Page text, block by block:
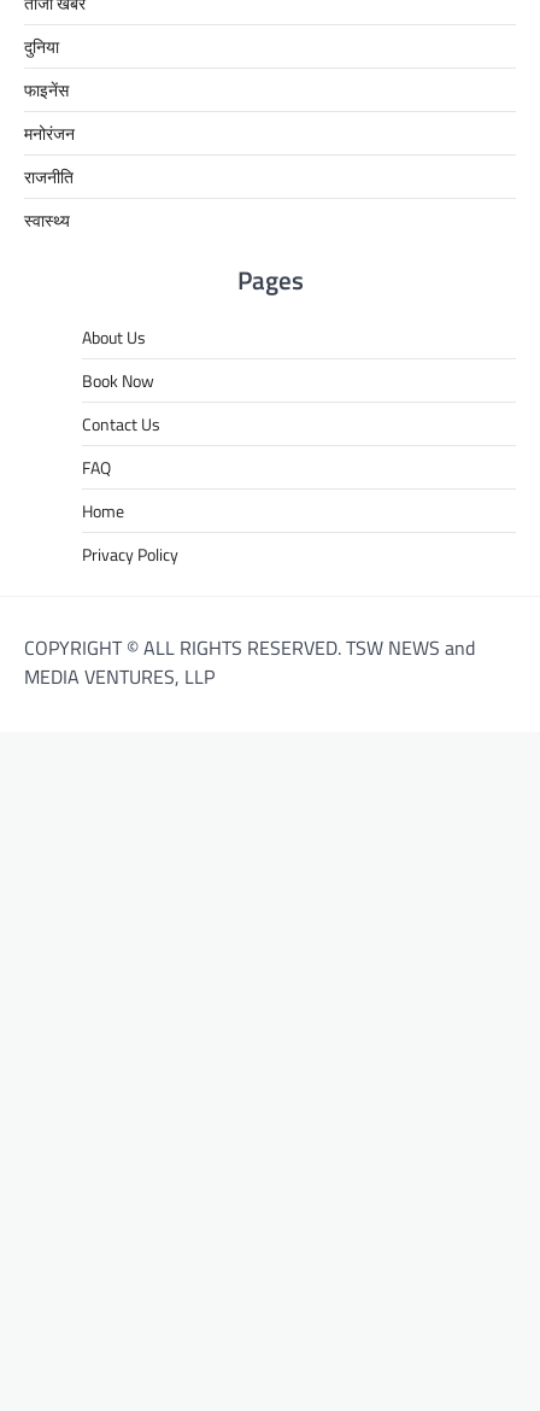
दुनिया
फाइनेंस
मनोरंजन
राजनीति
स्वास्थ्य
Pages
About Us
Book Now
Contact Us
FAQ
Home
Privacy Policy
COPYRIGHT © ALL RIGHTS RESERVED. TSW NEWS and
MEDIA VENTURES, LLP